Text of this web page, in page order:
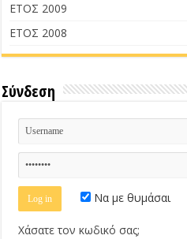
ΕΤΟΣ 2009
ΕΤΟΣ 2008
Σύνδεση
Να με θυμάσαι
Χάσατε τον κωδικό σας;